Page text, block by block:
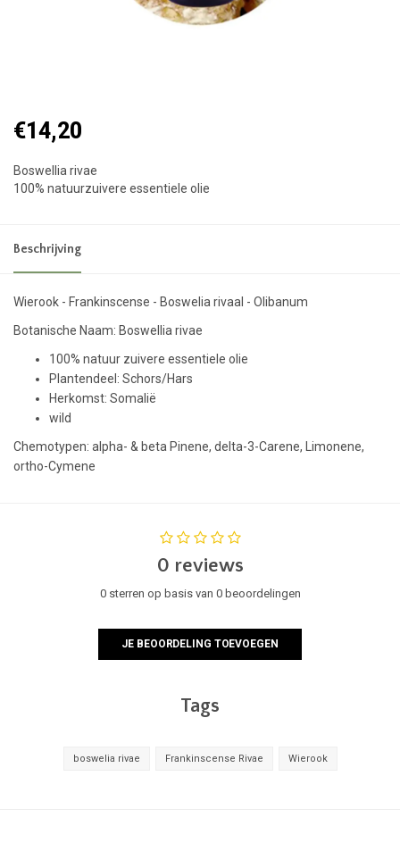
€14,20
Boswellia rivae
100% natuurzuivere essentiele olie
Beschrijving
Wierook - Frankinscense - Boswelia rivaal - Olibanum
Botanische Naam: Boswellia rivae
100% natuur zuivere essentiele olie
Plantendeel: Schors/Hars
Herkomst: Somalië
wild
Chemotypen: alpha- & beta Pinene, delta-3-Carene, Limonene,
ortho-Cymene
0 reviews
0 sterren op basis van 0 beoordelingen
JE BEOORDELING TOEVOEGEN
Tags
boswelia rivae Frankinscense Rivae Wierook